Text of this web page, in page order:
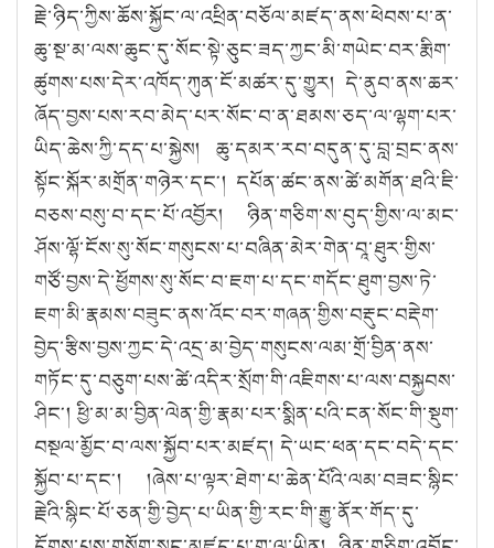
རྗེ་ཉིད་ཀྱིས་ཆོས་སྐྱོང་ལ་འཕྲིན་བཅོལ་མཛད་ནས་ཕེབས་པ་ན་
ཆུ་སྔ་མ་ལས་ཆུང་དུ་སོང་སྟེ་ཅུང་ཟད་ཀྱང་མི་གཡེང་བར་རྨིག་
ཚུགས་པས་དེར་འཁོད་ཀུན་ངོ་མཚར་དུ་གྱུར། དེ་ནུབ་ནས་ཆར་
ཞོད་བྱས་པས་རབ་མེད་པར་སོང་བ་ན་ཐམས་ཅད་ལ་ལྷག་པར་
ཡིད་ཆེས་ཀྱི་དད་པ་སྐྱེས། ཆུ་དམར་རབ་བདུན་དུ་བླ་བྲང་ནས་
སྟོང་སྐོར་མགྲོན་གཉེར་དང༌། དཔོན་ཚང་ནས་ཚེ་མགོན་ཐའི་ཇི་
བཅས་བསུ་བ་དང་པོ་འབྱོར། ཉིན་གཅིག་ས་བུད་གྱིས་ལ་མང་
ཤོས་ལྷོ་ངོས་སུ་སོང་གསུངས་པ་བཞིན་མེར་གེན་བཱ་ཐུར་གྱིས་
གཙོ་བྱས་དེ་ཕྱོགས་སུ་སོང་བ་ཇག་པ་དང་གདོང་ཐུག་བྱས་ཏེ་
ཇག་མི་རྣམས་བཟུང་ནས་འོང་བར་གཞན་གྱིས་བརྡུང་བརྡེག་
བྱེད་རྩིས་བྱས་ཀྱང་དེ་འདྲ་མ་བྱེད་གསུངས་ལམ་གྲོ་བྱིན་ནས་
གཏོང་དུ་བཅུག་པས་ཚེ་འདིར་སྲོག་གི་འཇིགས་པ་ལས་བསྐྱབས་
ཤིང༌། ཕྱི་མ་མ་བྱིན་ལེན་གྱི་རྣམ་པར་སྨིན་པའི་ངན་སོང་གི་སྡུག་
བསྔལ་མྱོང་བ་ལས་སྐྱོབ་པར་མཛད། དེ་ཡང་ཕན་དང་བདེ་དང་
སྐྱོབ་པ་དང༌། །ཞེས་པ་ལྟར་ཐེག་པ་ཆེན་པོའི་ལམ་བཟང་སྙིང་
རྗེའི་སྙིང་པོ་ཅན་གྱི་བྱེད་པ་ཡིན་གྱི་རང་གི་རྒྱུ་ནོར་གོད་དུ་